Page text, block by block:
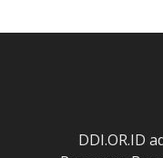
DDI.OR.ID